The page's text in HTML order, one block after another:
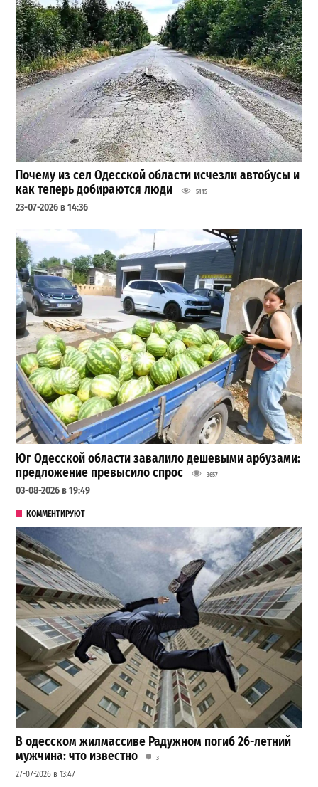
Почему из сел Одесской области исчезли автобусы и
как теперь добираются люди
5115
23-07-2026 в 14:36
Юг Одесской области завалило дешевыми арбузами:
предложение превысило спрос
3657
03-08-2026 в 19:49
КОММЕНТИРУЮТ
В одесском жилмассиве Радужном погиб 26-летний
мужчина: что известно
3
27-07-2026 в 13:47